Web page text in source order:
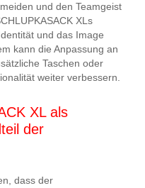
und den Teamgeist
XLs
und das Image
kann die Anpassung an
Taschen oder
weiter verbessern.
XL als
der
dass der